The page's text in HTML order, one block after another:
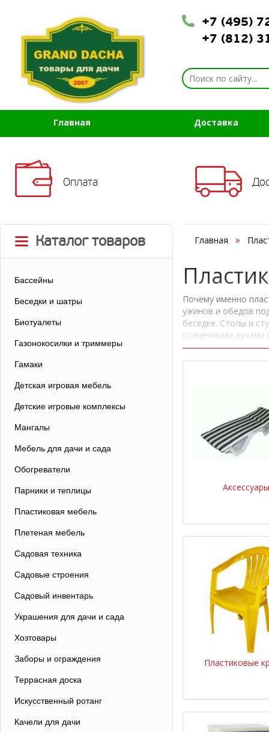
+7 (495)
+7 (812)
Главная Доставка
Оплата
Каталог товаров
Бассейны
Беседки и шатры
Биотуалеты
Газонокосилки и триммеры
Гамаки
Детская игровая мебель
Детские игровые комплексы
Мангалы
Мебель для дачи и сада
Обогреватели
Парники и теплицы
Пластиковая мебель
Плетеная мебель
Садовая техника
Садовые строения
Садовый инвентарь
Украшения для дачи и сада
Хозтовары
Заборы и ограждения
Террасная доска
Искусственный ротанг
Качели для дачи
Главная
Почему именно
ужинов и обедов
беседке. Столы и
солнечными лучами
пластиковой
практичности.
температур,
терпим даже к
внимание вопросу
необычных
непосредственно
сарае. По весне
Не часто
реакции, что
категории
Аксессуары
Пластиковые